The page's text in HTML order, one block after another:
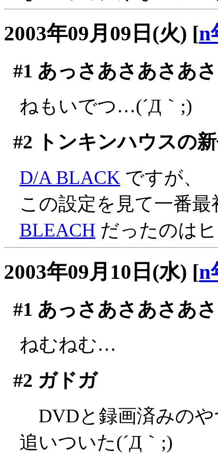
2003年09月09日(火) [n
#1 あっさあさあさあ
ねもいでつ…(´Д｀;)
#2 トンキンハウスの
D/A BLACK ですが、
この設定を見て一番
BLEACH だったのは
2003年09月10日(水) [n
#1 あっさあさあさあ
ねむねむ…
#2 ガドガ
DVDと録画済みのや
追いついた(´Д｀;)